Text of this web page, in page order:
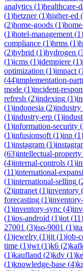
analytics (1)healthcare-
(1)hetzner(1)higher-ed (
(2)home-goods (1)
(1)hotel-management (1)
compliance (1)hrms (1)
(2)hybrid (1)hydrogen (
(1)icms (1)idempiere (1)
optimization (1)impact (1
(44)implementation-
mode (1)incident-
refresh (2)indexing (1)
(1)indonesia (2)industry
(1)industry-erp (1)
(1)information-security (
(1)infusionsoft (1)inp (1)
(1)instagram (1)
(63)intellectual-property
(4)internal-controls (1)
(11)international-
(1)international-selling (
(2)intranet (1)inventory (
forecasting (1)
(1)inventory-sync (4)
(1)ios-android (1)iot (11)
27001 (3)iso-9001 (1)
(1)jewelry (1)jit (1)job-
time (1)jwt (1)k6 (2)
(1)kaufland (2)kdv (1)
(1)knowledge-base (4)